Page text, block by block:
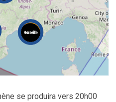
se produira vers 20h00